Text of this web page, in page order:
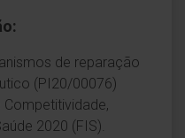
de reparação
(PI20/00076)
2020 (FIS).